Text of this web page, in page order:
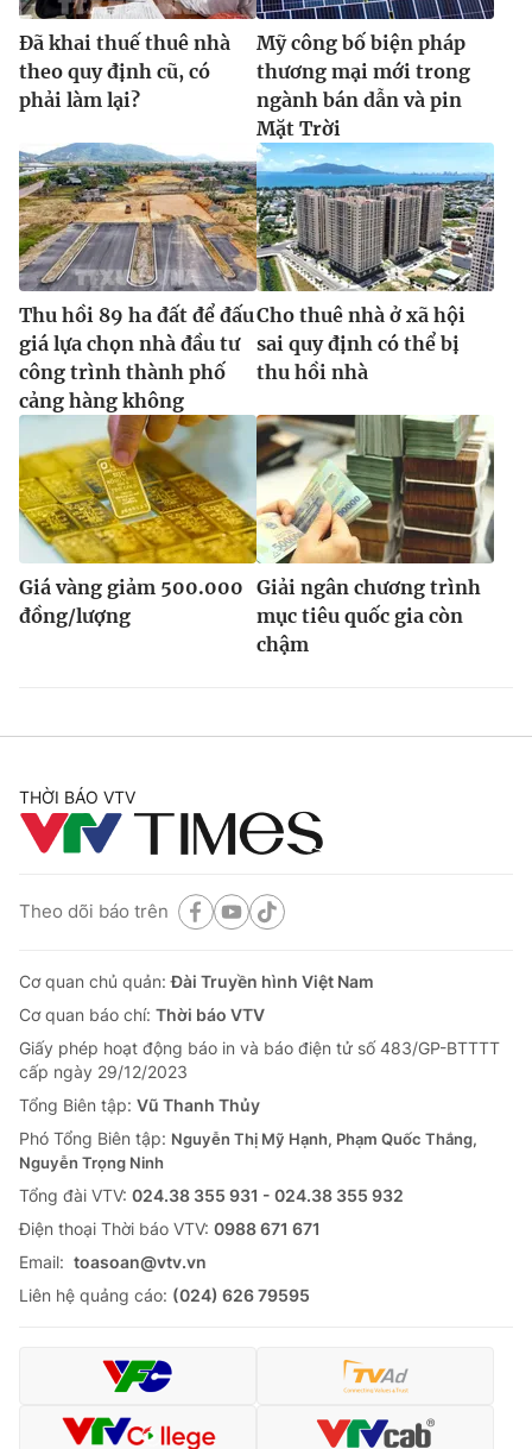
Đã khai thuế thuê nhà
theo quy định cũ, có
phải làm lại?
Mỹ công bố biện pháp
thương mại mới trong
ngành bán dẫn và pin
Mặt Trời
Thu hồi 89 ha đất để đấu
giá lựa chọn nhà đầu tư
công trình thành phố
cảng hàng không
Cho thuê nhà ở xã hội
sai quy định có thể bị
thu hồi nhà
Giá vàng giảm 500.000
đồng/lượng
Giải ngân chương trình
mục tiêu quốc gia còn
chậm
THỜI BÁO VTV
Theo dõi báo trên
Cơ quan chủ quản:Đài Truyền hình Việt Nam
Cơ quan báo chí: Thời báo VTV
Giấy phép hoạt động báo in và báo điện tử số 483/GP-BTTTT
cấp ngày 29/12/2023
Tổng Biên tập: Vũ Thanh Thủy
Phó Tổng Biên tập: Nguyễn Thị Mỹ Hạnh, Phạm Quốc Thắng,
Nguyễn Trọng Ninh
Tổng đài VTV: 024.38 355 931 - 024.38 355 932
Ðiện thoại Thời báo VTV: 0988 671 671
Email: toasoan@vtv.vn
Liên hệ quảng cáo: (024) 626 79595